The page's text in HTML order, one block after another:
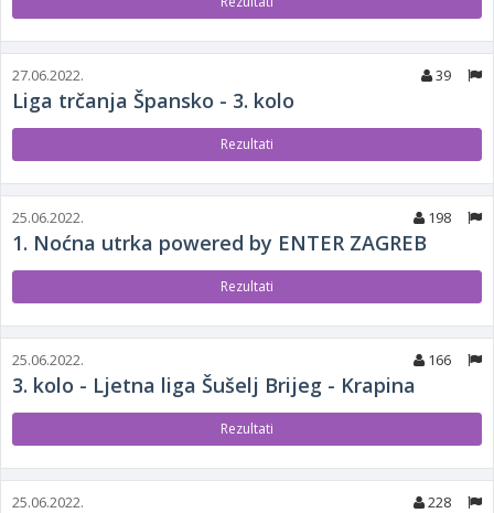
27.06.2022. 39
Liga trčanja Špansko - 3. kolo
Rezultati
25.06.2022. 198
1. Noćna utrka powered by ENTER ZAGREB
Rezultati
25.06.2022. 166
3. kolo - Ljetna liga Šušelj Brijeg - Krapina
Rezultati
25.06.2022. 228